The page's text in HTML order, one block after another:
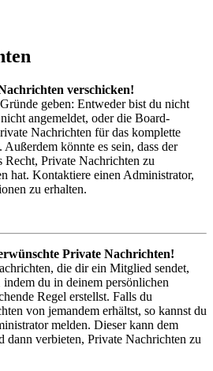
verschicken!
geben: Entweder bist du nicht
angemeldet, oder die Board-
Nachrichten für das komplette
Außerdem könnte es sein, dass der
Recht, Private Nachrichten zu
hat. Kontaktiere einen Administrator,
zu erhalten.
Private Nachrichten!
die dir ein Mitglied sendet,
indem du in deinem persönlichen
Regel erstellst. Falls du
von jemandem erhältst, so kannst du
melden. Dieser kann dem
dann verbieten, Private Nachrichten zu